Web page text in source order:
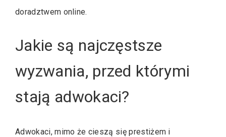
doradztwem online.
Jakie są najczęstsze
wyzwania, przed którymi
stają adwokaci?
Adwokaci, mimo że cieszą się prestiżem i